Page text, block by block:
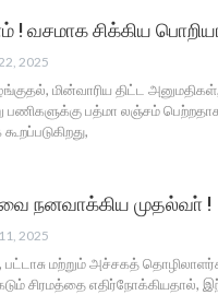
! வசமாக சிக்கிய
2025
மின்வாரிய திட்ட
பணிகளுக்கு பத்மா லஞ்சம்
நனவாக்கிய முதல்வா் !
2025
மற்றும் அச்சகத்
சிரமத்தை எதிர்நோக்கியதால்,